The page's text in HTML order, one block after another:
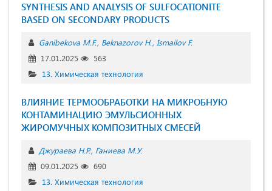
SYNTHESIS AND ANALYSIS OF SULFOCATIONITE
BASED ON SECONDARY PRODUCTS
Ganibekova M.F. Beknazorov H. Ismailov F.
17.01.2025
563
13. Химическая технология
ВЛИЯНИЕ ТЕРМООБРАБОТКИ НА МИКРОБНУЮ
КОНТАМИНАЦИЮ ЭМУЛЬСИОННЫХ
ЖИРОМУЧНЫХ КОМПОЗИТНЫХ СМЕСЕЙ
Джураева Н.Р. Ганиева М.У.
09.01.2025
690
13. Химическая технология